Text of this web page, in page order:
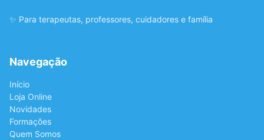
✨ Para terapeutas, professores, cuidadores e família
Navegação
Início
Loja Online
Novidades
Formações
Quem Somos